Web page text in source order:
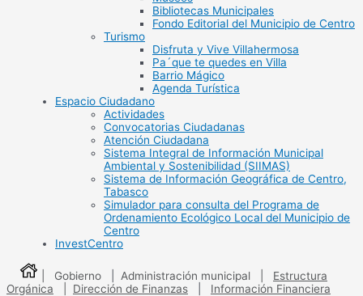
Bibliotecas Municipales
Fondo Editorial del Municipio de Centro
Turismo
Disfruta y Vive Villahermosa
Pa´que te quedes en Villa
Barrio Mágico
Agenda Turística
Espacio Ciudadano
Actividades
Convocatorias Ciudadanas
Atención Ciudadana
Sistema Integral de Información Municipal
Ambiental y Sostenibilidad (SIIMAS)
Sistema de Información Geográfica de Centro,
Tabasco
Simulador para consulta del Programa de
Ordenamiento Ecológico Local del Municipio de
Centro
InvestCentro
Gobierno Administración municipal |
Estructura
Orgánica
Dirección de Finanzas
Información Financiera